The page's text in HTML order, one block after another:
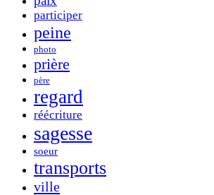
participer
peine
photo
prière
père
regard
réécriture
sagesse
soeur
transports
ville